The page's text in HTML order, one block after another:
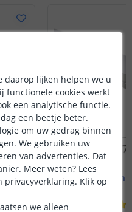
3M -
Opbouw -
daarop lijken helpen we u
functionele cookies werkt
een analytische functie.
een beetje beter.
om uw gedrag binnen
We gebruiken uw
van advertenties. Dat
Meer weten? Lees
privacyverklaring. Klik op
we alleen